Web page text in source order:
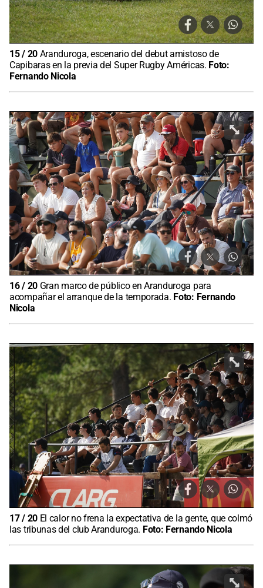
15/ 20 Aranduroga, escenario del debut amistoso de
Capibaras en la previa del Super Rugby Américas. Foto:
Fernando Nicola
16/ 20 Gran marco de público en Aranduroga para
acompañar el arranque de la temporada. Foto: Fernando
Nicola
17/ 20 El calor no frena la expectativa de la gente, que colmó
las tribunas del club Aranduroga. Foto: Fernando Nicola